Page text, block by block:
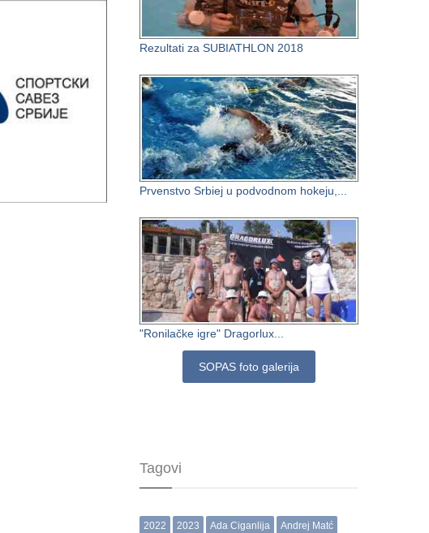
Rezultati za SUBIATHLON 2018
Prvenstvo Srbiej u podvodnom hokeju,...
"Ronilačke igre" Dragorlux...
SOPAS foto galerija
Tagovi
2022 2023 Ada Ciganlija
Andrej Matć